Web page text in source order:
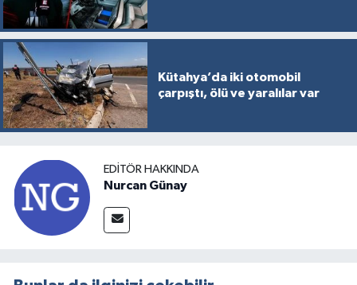
Kütahya’da iki otomobil
çarpıştı, ölü ve yaralılar var
EDITÖR HAKKINDA
Nurcan Günay